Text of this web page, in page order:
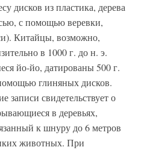
дисков из пластика, дерева
с помощью веревки,
Китайцы, возможно,
в 1000 г. до н. э.
йо-йо, датированы 500 г.
глиняных дисков.
записи свидетельствует о
в деревьях,
к шнуру до 6 метров
животных. При